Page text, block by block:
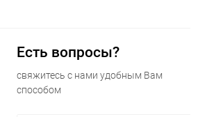
Есть вопросы?
свяжитесь с нами удобным Вам
способом